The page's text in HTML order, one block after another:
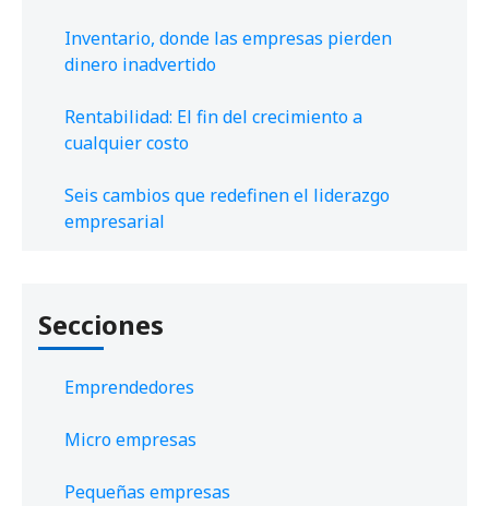
Inventario, donde las empresas pierden
dinero inadvertido
Rentabilidad: El fin del crecimiento a
cualquier costo
Seis cambios que redefinen el liderazgo
empresarial
Secciones
Emprendedores
Micro empresas
Pequeñas empresas